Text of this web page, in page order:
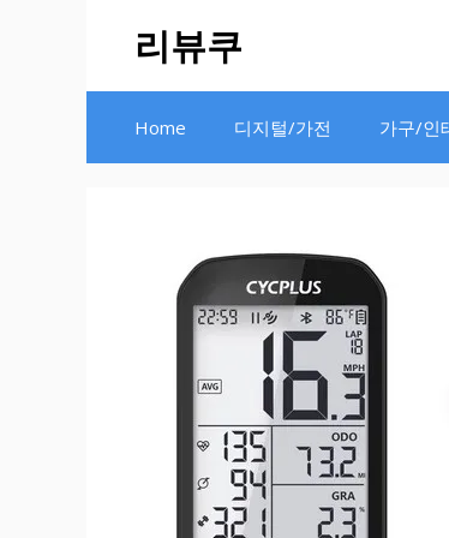
리뷰쿠
Home 디지털/가전 가구/인